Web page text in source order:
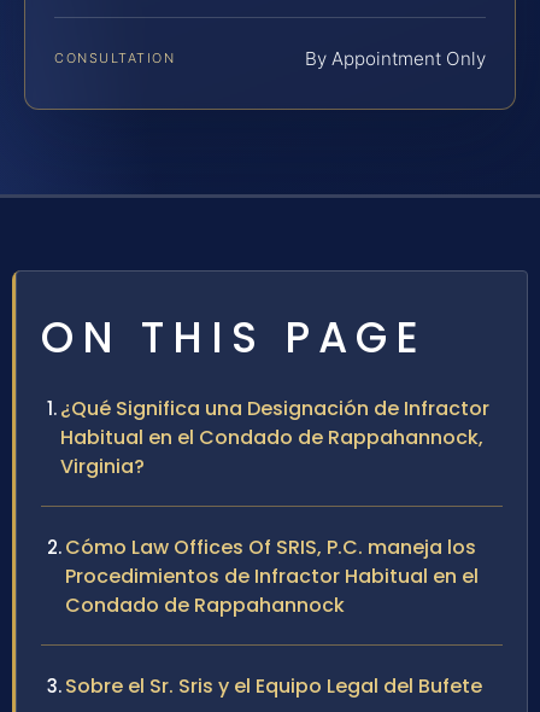
CONSULTATION By Appointment Only
ON THIS PAGE
¿Qué Significa una Designación de Infractor
Habitual en el Condado de Rappahannock,
Virginia?
Cómo Law Offices Of SRIS, P.C. maneja los
Procedimientos de Infractor Habitual en el
Condado de Rappahannock
Sobre el Sr. Sris y el Equipo Legal del Bufete